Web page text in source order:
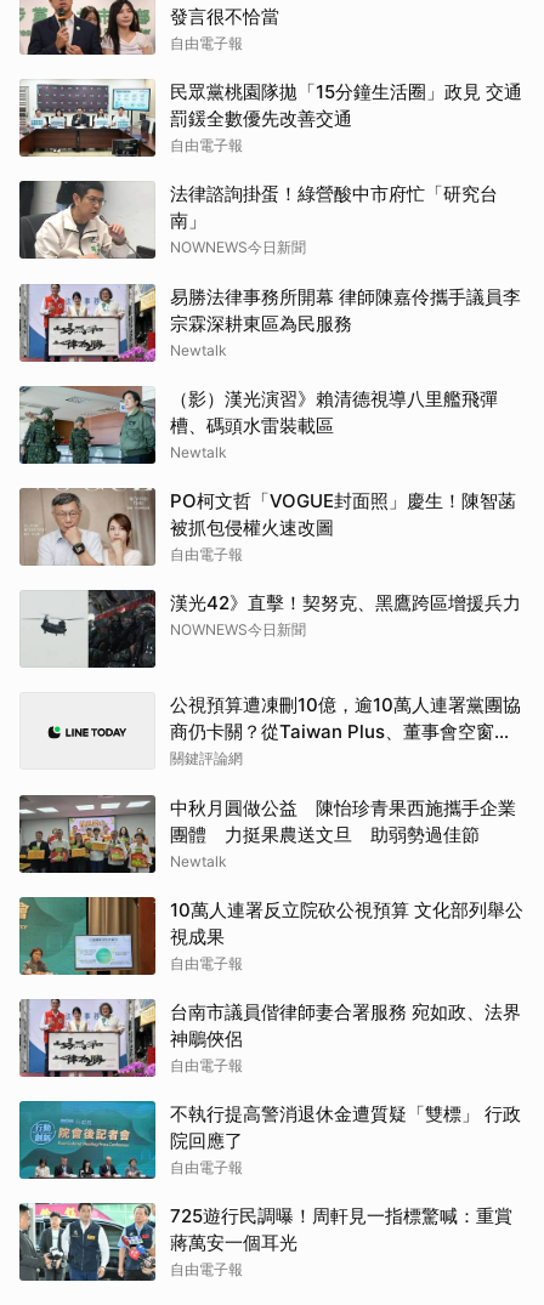
發言很不恰當
自由電子報
民眾黨桃園隊拋「15分鐘生活圈」政見 交通
罰鍰全數優先改善交通
自由電子報
法律諮詢掛蛋！綠營酸中市府忙「研究台
南」
NOWNEWS今日新聞
易勝法律事務所開幕 律師陳嘉伶攜手議員李
宗霖深耕東區為民服務
Newtalk
（影）漢光演習》賴清德視導八里艦飛彈
槽、碼頭水雷裝載區
Newtalk
PO柯文哲「VOGUE封面照」慶生！陳智菡
被抓包侵權火速改圖
自由電子報
漢光42》直擊！契努克、黑鷹跨區增援兵力
NOWNEWS今日新聞
公視預算遭凍刪10億，逾10萬人連署黨團協
商仍卡關？從Taiwan Plus、董事會空窗一
次看懂
關鍵評論網
中秋月圓做公益 陳怡珍青果西施攜手企業
團體 力挺果農送文旦 助弱勢過佳節
Newtalk
10萬人連署反立院砍公視預算 文化部列舉公
視成果
自由電子報
台南市議員偕律師妻合署服務 宛如政、法界
神鵰俠侶
自由電子報
不執行提高警消退休金遭質疑「雙標」 行政
院回應了
自由電子報
725遊行民調曝！周軒見一指標驚喊：重賞
蔣萬安一個耳光
自由電子報